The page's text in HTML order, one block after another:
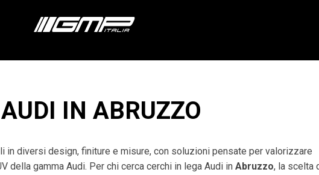
IN ABRUZZO
in diversi design, finiture e misure, con soluzioni pensate per valorizzare
della gamma Audi. Per chi cerca cerchi in lega Audi in Abruzzo, la scelta